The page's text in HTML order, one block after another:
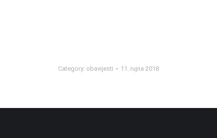
Category: obavijesti 11. rujna 2018